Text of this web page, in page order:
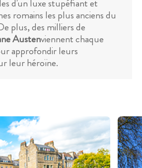
d'un luxe stupéfiant et
romains les plus anciens du
plus, des milliers de
Austenviennent chaque
approfondir leurs
leur héroïne.